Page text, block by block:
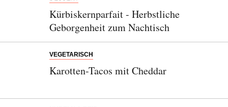
Kürbiskernparfait - Herbstliche
Geborgenheit zum Nachtisch
VEGETARISCH
Karotten-Tacos mit Cheddar